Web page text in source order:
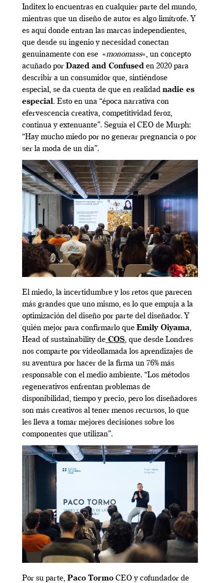
Inditex lo encuentras en cualquier parte del mundo,
mientras que un diseño de autor es algo limítrofe. Y
es aquí donde entran las marcas independientes,
que desde su ingenio y necesidad conectan
genuinamente con ese «monomass«, un concepto
acuñado porDazed and Confused en 2020 para
describir a un consumidor que, sintiéndose
especial, se da cuenta de que en realidad nadie es
especial. Esto en una “época narrativa con
efervescencia creativa, competitividad feroz,
continua y extenuante”. Seguía el CEO de Murph:
“Hay mucho miedo por no generar pregnancia o por
ser la moda de un día”.
El miedo, la incertidumbre y los retos que parecen
más grandes que uno mismo, es lo que empuja a la
optimización del diseño por parte del diseñador. Y
quién mejor para confirmarlo que Emily Oiyama,
Head of sustainability de COS, que desde Londres
nos comparte por videollamada los aprendizajes de
su aventura por hacer de la firma un 76% más
responsable con el medio ambiente. “Los métodos
regenerativos enfrentan problemas de
disponibilidad, tiempo y precio, pero los diseñadores
son más creativos al tener menos recursos, lo que
les lleva a tomar mejores decisiones sobre los
componentes que utilizan”.
Por su parte, Paco Tormo CEO y cofundador de